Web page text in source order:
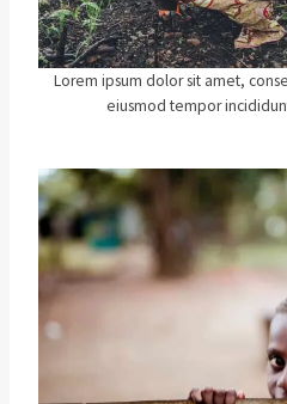
Lorem ipsum dolor sit amet,
eiusmod tempor